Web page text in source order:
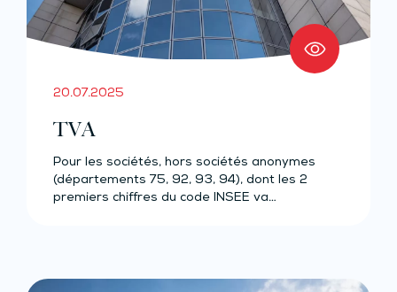
20.07.2025
TVA
Pour les sociétés, hors sociétés anonymes
(départements 75, 92, 93, 94), dont les 2
premiers chiffres du code INSEE va…